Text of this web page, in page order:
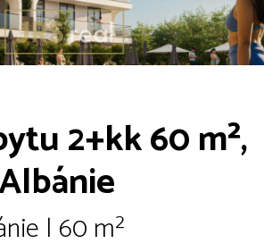
2+kk 60 m²,
| 60 m²